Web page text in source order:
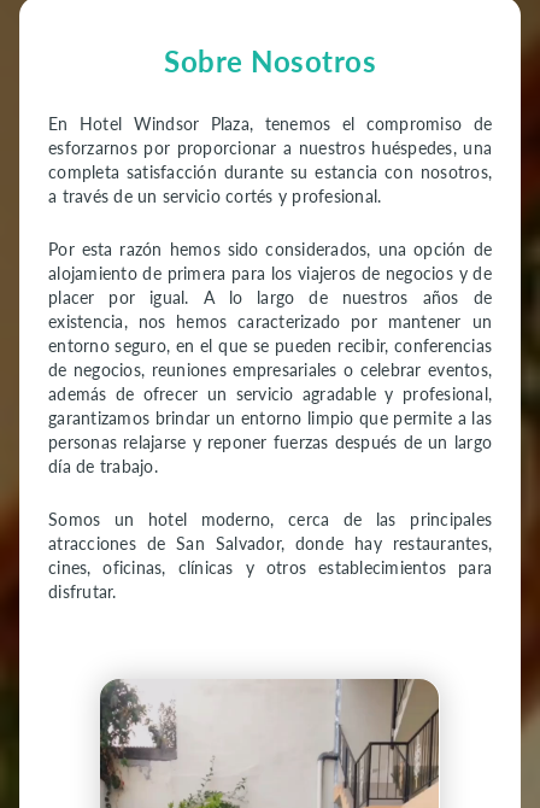
Sobre Nosotros
En Hotel Windsor Plaza, tenemos el compromiso de
esforzarnos por proporcionar a nuestros huéspedes, una
completa satisfacción durante su estancia con nosotros,
a través de un servicio cortés y profesional.
Por esta razón hemos sido considerados, una opción de
alojamiento de primera para los viajeros de negocios y de
placer por igual. A lo largo de nuestros años de
existencia, nos hemos caracterizado por mantener un
entorno seguro, en el que se pueden recibir, conferencias
de negocios, reuniones empresariales o celebrar eventos,
además de ofrecer un servicio agradable y profesional,
garantizamos brindar un entorno limpio que permite a las
personas relajarse y reponer fuerzas después de un largo
día de trabajo.
Somos un hotel moderno, cerca de las principales
atracciones de San Salvador, donde hay restaurantes,
cines, oficinas, clínicas y otros establecimientos para
disfrutar.